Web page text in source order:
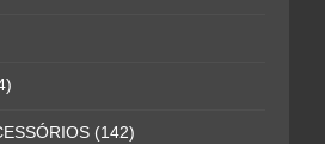
(142)